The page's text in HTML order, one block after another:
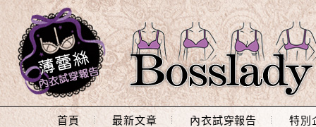
Main Menu
首頁 最新文章 內衣試穿報告 特別